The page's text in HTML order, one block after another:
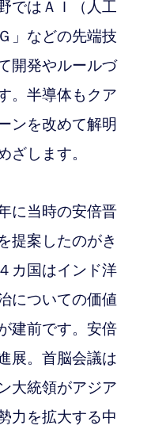
ではＡＩ（人工
」などの先端技
開発やルールづ
。 半導体もクア
ンを改めて解明
ざします。
に当時の安倍晋
提案したのがき
カ国はインド洋
についての価値
建前です。安倍
展。首脳会議は
大統領がアジア
力を拡大する中